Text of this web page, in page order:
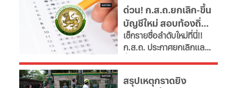
ทุกกระทรวง "ตรึงกำลัง
ใหม่-ยุบเลิกตำแหน่งว่าง
และสายงานสนับสนุนไม่
จำเป็น" ตั้งเป้าลดขนาด
ข้าราชการลงอย่างน้อย
รายจ่ายบุคลากรพุ่งทะยาน
ด่วน! ก.ส.ถ.ยกเลิก-ขึ้น
บัญชีใหม่ สอบท้องถิ่น
2568 ทุกภาค
เช็กรายชื่อลำดับใหม่ที่นี่!!
ก.ส.ถ. ประกาศยกเลิกและ
ข้อผิดพลาดทางกฎหมาย
สรุปเหตุกราดยิง